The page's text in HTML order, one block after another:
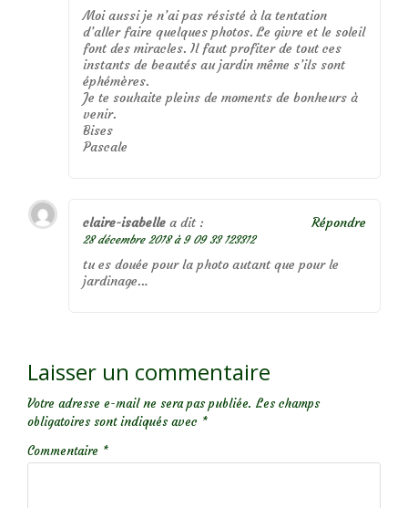
Moi aussi je n’ai pas résisté à la tentation
d’aller faire quelques photos. Le givre et le soleil
font des miracles. Il faut profiter de tout ces
instants de beautés au jardin même s’ils sont
éphémères.
Je te souhaite pleins de moments de bonheurs à
venir.
Bises
Pascale
claire-isabelle a dit :
28 décembre 2018 à 9 09 33 123312
tu es douée pour la photo autant que pour le
jardinage…
Répondre
Laisser un commentaire
Votre adresse e-mail ne sera pas publiée. Les champs
obligatoires sont indiqués avec *
Commentaire *